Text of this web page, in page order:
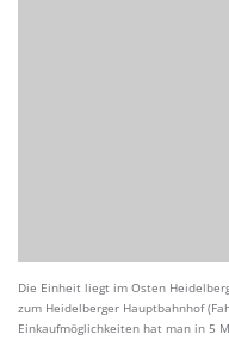
Die Einheit liegt im Osten
zum Heidelberger Hauptbahnhof
Einkaufmöglichkeiten hat man in 5